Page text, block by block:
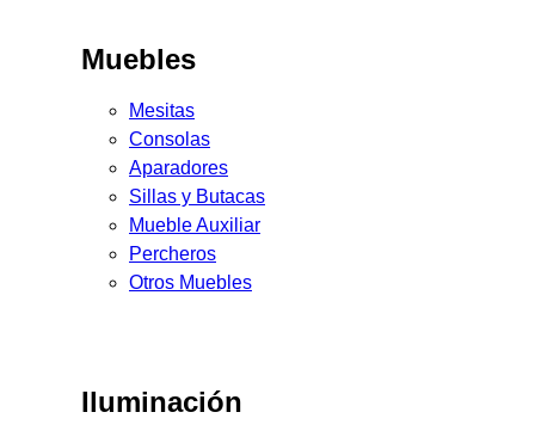
Muebles
Mesitas
Consolas
Aparadores
Sillas y Butacas
Mueble Auxiliar
Percheros
Otros Muebles
Iluminación